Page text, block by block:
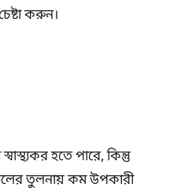
করুন।
হতে পারে, কিন্তু
তুলনায় কম উপকারী